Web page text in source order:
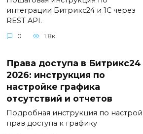
интеграции Битрикс24 и 1С через
REST API.
0 1.8к.
Права доступа в Битрикс24
2026: инструкция по
настройке графика
отсутствий и отчетов
Подробная инструкция по
прав доступа к графику